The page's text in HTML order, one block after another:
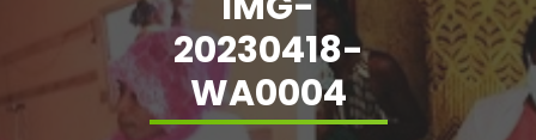
20230418-
WA0004